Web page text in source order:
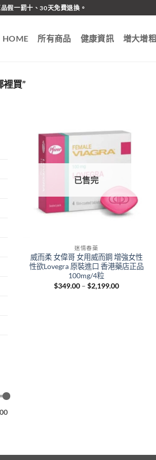
假一罰十、30天免費退換。
HOME 所有商品 健康資訊 增大增粗
裡買”
已售完
迷情春藥
威而柔 女偉哥 女用威而鋼 增強女性
性欲Lovegra 原裝進口 香港藥店正品
100mg/4粒
$349.00 – $2,199.00Price